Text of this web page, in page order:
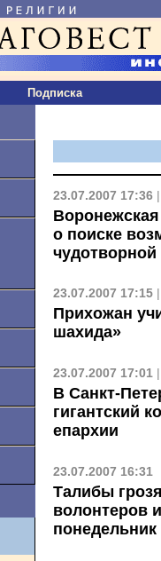
Подписка
23.07.2007 17:36
о поиске
23.07.2007 17:15
Прихожан
шахида»
23.07.2007 17:01
В Санкт-
гигантский
епархии
23.07.2007 16:31
Талибы
волонтеров